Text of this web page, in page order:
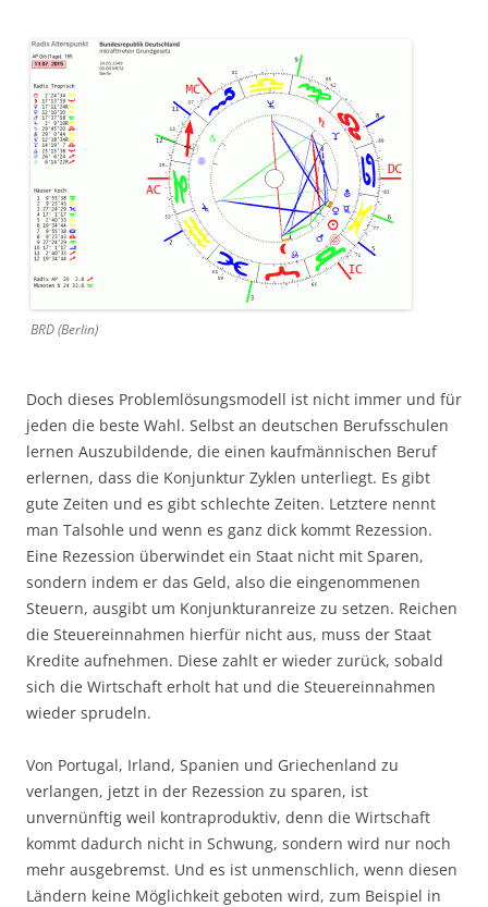
BRD (Berlin)
Doch dieses Problemlösungsmodell ist nicht immer und für
jeden die beste Wahl. Selbst an deutschen Berufsschulen
lernen Auszubildende, die einen kaufmännischen Beruf
erlernen, dass die Konjunktur Zyklen unterliegt. Es gibt
gute Zeiten und es gibt schlechte Zeiten. Letztere nennt
man Talsohle und wenn es ganz dick kommt Rezession.
Eine Rezession überwindet ein Staat nicht mit Sparen,
sondern indem er das Geld, also die eingenommenen
Steuern, ausgibt um Konjunkturanreize zu setzen. Reichen
die Steuereinnahmen hierfür nicht aus, muss der Staat
Kredite aufnehmen. Diese zahlt er wieder zurück, sobald
sich die Wirtschaft erholt hat und die Steuereinnahmen
wieder sprudeln.
Von Portugal, Irland, Spanien und Griechenland zu
verlangen, jetzt in der Rezession zu sparen, ist
unvernünftig weil kontraproduktiv, denn die Wirtschaft
kommt dadurch nicht in Schwung, sondern wird nur noch
mehr ausgebremst. Und es ist unmenschlich, wenn diesen
Ländern keine Möglichkeit geboten wird, zum Beispiel in